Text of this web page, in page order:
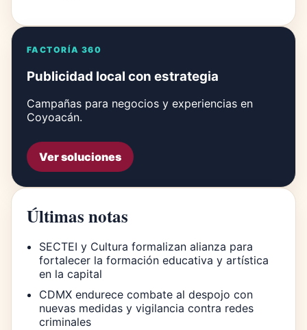
FACTORÍA 360
Publicidad local con estrategia
Campañas para negocios y experiencias en
Coyoacán.
Ver soluciones
Últimas notas
SECTEI y Cultura formalizan alianza para
fortalecer la formación educativa y artística
en la capital
CDMX endurece combate al despojo con
nuevas medidas y vigilancia contra redes
criminales